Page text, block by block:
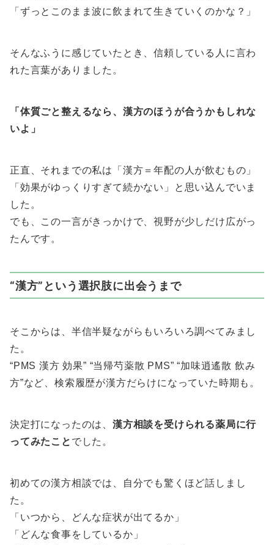
「ずっとこのまま波に飲まれて生きていくのかな？」
そんなふうに感じていたとき、信頼している人に言わ
れた言葉がありました。
「体質ごと整えるなら、漢方のほうが合うかもしれな
いよ」
正直、それまでの私は「漢方＝年配の人が飲むもの」
「効果がゆっくりすぎて続かない」と思い込んでいま
した。
でも、この一言がきっかけで、視野が少しだけ広がっ
たんです。
“漢方”という選択肢に出会うまで
そこからは、半信半疑ながらもいろいろ調べてみまし
た。
“PMS 漢方 効果” “当帰芍薬散 PMS” “加味逍遙散 飲み
方”など、検索履歴が漢方だらけになっていた時期も。
決定打になったのは、 漢方相談を受けられる薬局に行
ってみたこと でした。
初めての漢方相談では、自分でも驚くほど話しまし
た。
「いつから、どんな症状が出てるか」
「どんな食事をしているか」